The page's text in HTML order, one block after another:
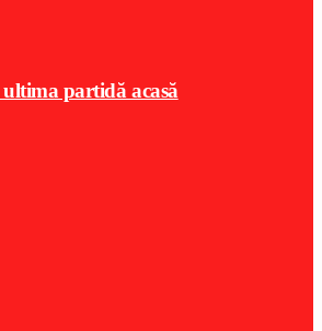
partidă acasă